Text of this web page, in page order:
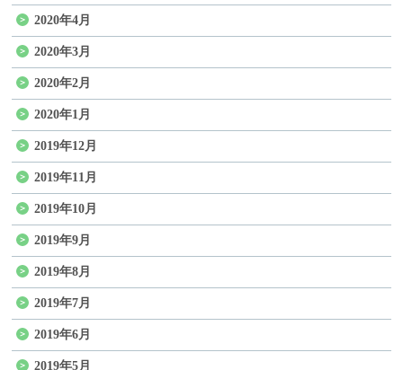
2020年4月
2020年3月
2020年2月
2020年1月
2019年12月
2019年11月
2019年10月
2019年9月
2019年8月
2019年7月
2019年6月
2019年5月